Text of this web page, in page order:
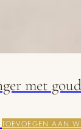
met goud
TOEVOEGEN AAN